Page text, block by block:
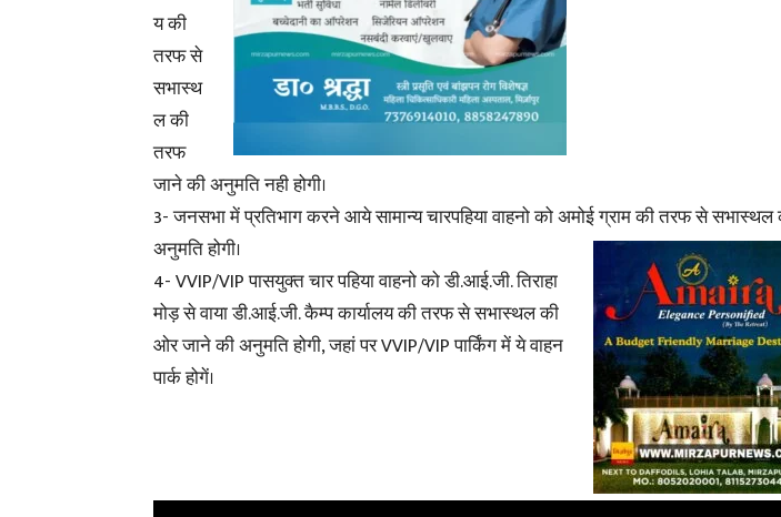
य की
तरफ से
सभास्थ
ल की
तरफ
जाने की अनुमति नही होगी।
3- जनसभा में प्रतिभाग करने आये सामान्य चारपहिया वाहनो को अमोई ग्राम की तरफ से
अनुमति होगी।
4- VVIP/VIP पासयुक्त चार पहिया वाहनो को डी.आई.जी. तिराहा
मोड़ से वाया डी.आई.जी. कैम्प कार्यालय की तरफ से सभास्थल की
ओर जाने की अनुमति होगी, जहां पर VVIP/VIP पार्किंग में ये वाहन
पार्क होगें।